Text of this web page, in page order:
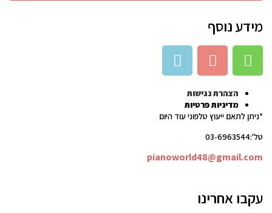
מידע נוסף
הצהרת נגישות
מדיניות פרטיות
*ניתן לתאם ייעוץ טלפוני עוד היום
טל':03-6963544
pianoworld48@gmail.com
עקבו אחרינו